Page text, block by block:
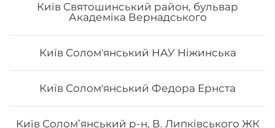
Київ Святошинський район, бульвар
Академіка Вернадського
Київ Солом'янський НАУ Ніжинська
Київ Солом'янський Федора Ернста
Київ Солом’янський р-н, В. Липківського ЖК
Авторський «Авокадо рол»
Вага: 290 г Склад: Норі, Рис, Сир філа, Тигрова